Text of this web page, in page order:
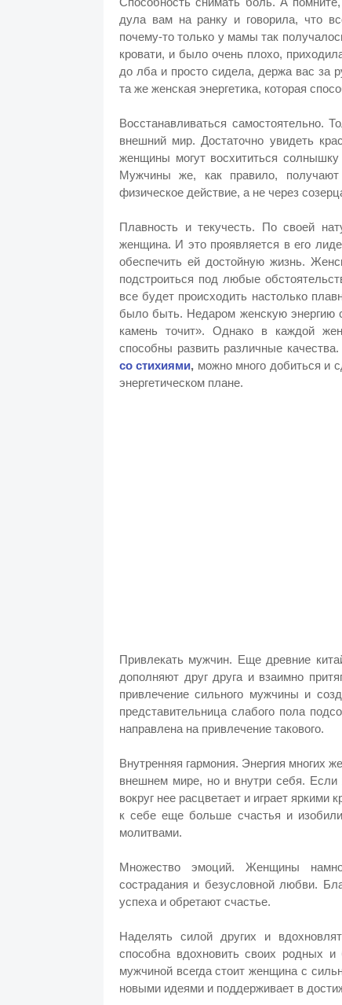
дула вам на ранку и говорила, что
почему-то только у мамы так
кровати, и было очень плохо,
до лба и просто сидела, держа вас за
та же женская энергетика, которая
Восстанавливаться самостоятельно.
внешний мир. Достаточно увидеть
женщины могут восхититься
Мужчины же, как правило,
физическое действие, а не через
Плавность и текучесть. По своей
женщина. И это проявляется в его
обеспечить ей достойную жизнь.
подстроиться под любые
все будет происходить настолько
было быть. Недаром женскую энергию
камень точит». Однако в каждой
способны развить различные
со стихиями, можно много добиться и
энергетическом плане.
Привлекать мужчин. Еще древние
дополняют друг друга и взаимно
привлечение сильного мужчины и
представительница слабого пола
направлена на привлечение такового.
Внутренняя гармония. Энергия многих
внешнем мире, но и внутри себя.
вокруг нее расцветает и играет яркими
к себе еще больше счастья и
молитвами.
Множество эмоций. Женщины
сострадания и безусловной любви.
успеха и обретают счастье.
Наделять силой других и
способна вдохновить своих родных
мужчиной всегда стоит женщина с
новыми идеями и поддерживает в